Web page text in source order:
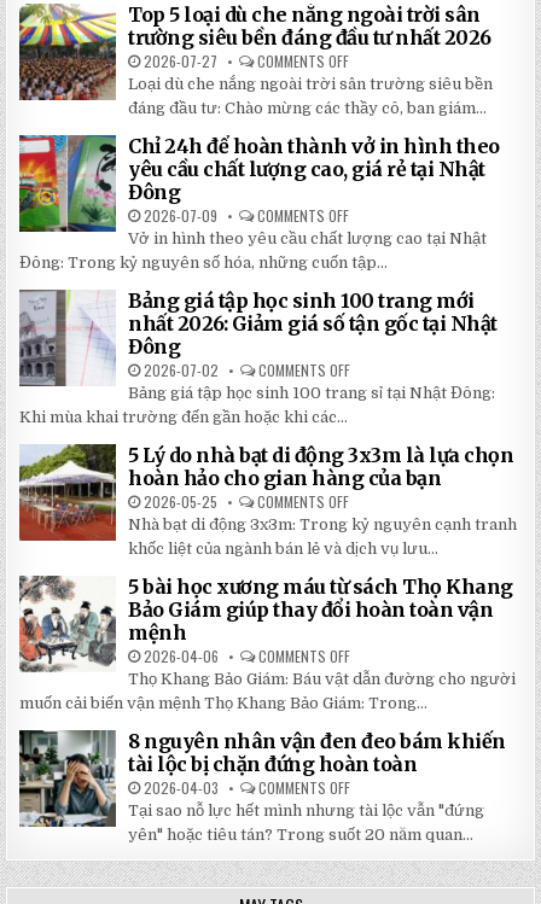
ĐỘNG
QUAY
TAY
TIẾT
2026:
5
BÍ
MẬT
GIÚP
BẠN
TIẾT
KHI
LẮP
ĐẶT
Top 5 loại dù che nắng ngoài trời sân
trường siêu bền đáng đầu tư nhất 2026
2026-07-27 COMMENTS OFF
TOP
5
LOẠI
DÙ
CHE
NẮNG
NGOÀI
TRỜI
BỀN
ĐÁNG
ĐẦU
NHẤT
2026
Loại dù che nắng ngoài trời sân trường siêu bền
đáng đầu tư: Chào mừng các thầy cô, ban giám...
Chỉ 24h để hoàn thành vở in hình theo
yêu cầu chất lượng cao, giá rẻ tại Nhật
Đông
2026-07-09 COMMENTS OFF
CHỈ
24H
ĐỂ
HOÀN
VỞ
IN
HÌNH
YÊU
CHẤT
LƯỢNG
RẺ
TẠI
NHẬT
ĐÔNG
Vở in hình theo yêu cầu chất lượng cao tại Nhật
Đông: Trong kỷ nguyên số hóa, những cuốn tập...
Bảng giá tập học sinh 100 trang mới
nhất 2026: Giảm giá số tận gốc tại Nhật
Đông
2026-07-02 COMMENTS OFF
BẢNG
GIÁ
100
TRANG
MỚI
2026:
GIẢM
GIÁ
SỐ
TẬN
GỐC
TẠI
NHẬT
Bảng giá tập học sinh 100 trang sỉ tại Nhật Đông:
Khi mùa khai trường đến gần hoặc khi các...
5 Lý do nhà bạt di động 3x3m là lựa chọn
hoàn hảo cho gian hàng của bạn
2026-05-25 COMMENTS OFF
5
LÝ
DO
NHÀ
BẠT
DI
ĐỘNG
3X3M
LỰA
HOÀN
HẢO
CHO
HÀNG
CỦA
BẠN
Nhà bạt di động 3x3m: Trong kỷ nguyên cạnh tranh
khốc liệt của ngành bán lẻ và dịch vụ lưu...
5 bài học xương máu từ sách Thọ Khang
Bảo Giám giúp thay đổi hoàn toàn vận
mệnh
2026-04-06 COMMENTS OFF
5
BÀI
HỌC
XƯƠNG
MÁU
TỪ
SÁCH
THỌ
BẢO
GIÁM
GIÚP
THAY
ĐỔI
HOÀN
TOÀN
Thọ Khang Bảo Giám: Báu vật dẫn đường cho người
muốn cải biến vận mệnh Thọ Khang Bảo Giám: Trong...
8 nguyên nhân vận đen đeo bám khiến
tài lộc bị chặn đứng hoàn toàn
2026-04-03 COMMENTS OFF
NGUYÊN
NHÂN
VẬN
ĐEN
ĐEO
BÁM
Tại sao nỗ lực hết mình nhưng tài lộc vẫn "đứng
yên" hoặc tiêu tán? Trong suốt 20 năm quan...